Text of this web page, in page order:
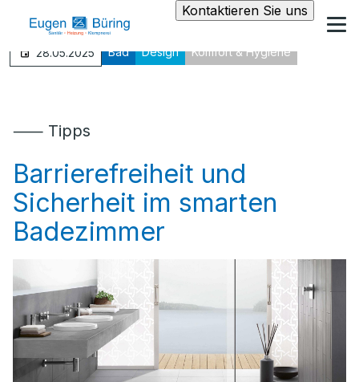
Kontaktieren Sie uns
28.05.2025 Bad Design Komfort & Hygiene
⸺ Tipps
Barrierefreiheit und
Sicherheit im smarten
Badezimmer